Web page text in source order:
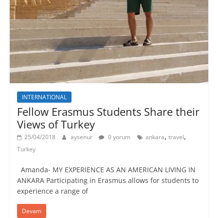
INTERNATIONAL
Fellow Erasmus Students Share their
Views of Turkey
25/04/2018 aysenur 0 yorum ankara, travel,
Turkey
Amanda- MY EXPERIENCE AS AN AMERICAN LIVING IN
ANKARA Participating in Erasmus allows for students to
experience a range of
Devam